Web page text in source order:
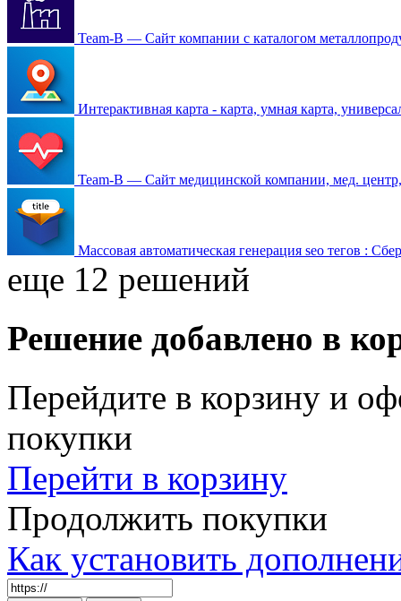
Team-B — Сайт компании с каталогом
Интерактивная карта - карта, умная карта,
Team-B — Сайт медицинской компании, мед.
Массовая автоматическая генерация seo тегов :
еще 12 решений
Решение добавлено в
Перейдите в корзину и
покупки
Перейти в корзину
Продолжить покупки
Как установить